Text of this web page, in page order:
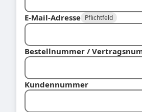
E-Mail-Adresse Pflichtfeld
Bestellnummer /
Kundennummer